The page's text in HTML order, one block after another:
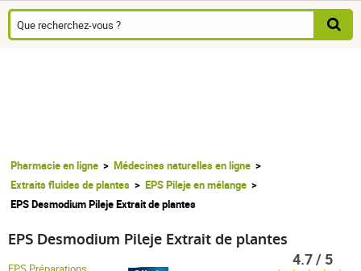
Pharmacie en ligne
Médecines naturelles en ligne
Extraits fluides de plantes
EPS Pileje en mélange
EPS Desmodium Pileje Extrait de plantes
EPS Desmodium Pileje Extrait de plantes
4.7 / 5